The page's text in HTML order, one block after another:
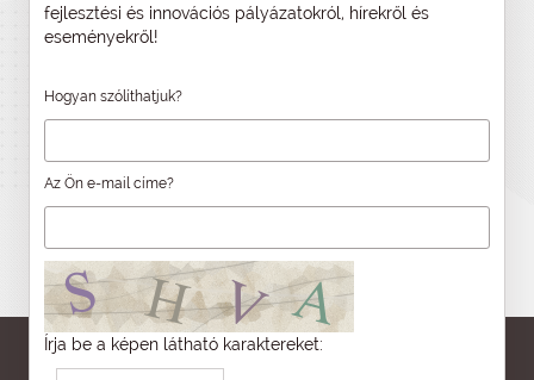
fejlesztési és innovációs pályázatokról, hírekről és
eseményekről!
Hogyan szólíthatjuk?
Az Ön e-mail címe?
Írja be a képen látható karaktereket: